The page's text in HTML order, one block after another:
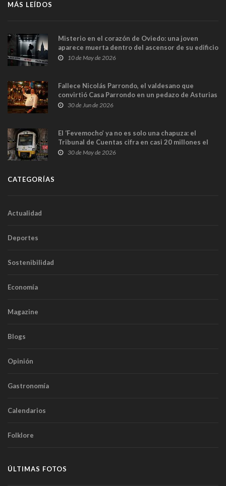
MÁS LEÍDOS
Misterio en el corazón de Oviedo: una joven
aparece muerta dentro del ascensor de su edificio
y las cámaras captan sus últimos minutos
10 de May de 2026
Fallece Nicolás Parrondo, el valdesano que
convirtió Casa Parrondo en un pedazo de Asturias
en Madrid
30 de Jun de 2026
El ‘Fevemocho’ ya no es solo una chapuza: el
Tribunal de Cuentas cifra en casi 20 millones el
sobrecoste de los trenes que no cabían por los
30 de May de 2026
CATEGORÍAS
Actualidad
Deportes
Sostenibilidad
Economía
Magazine
Blogs
Opinión
Gastronomía
Calendarios
Folklore
ÚLTIMAS FOTOS